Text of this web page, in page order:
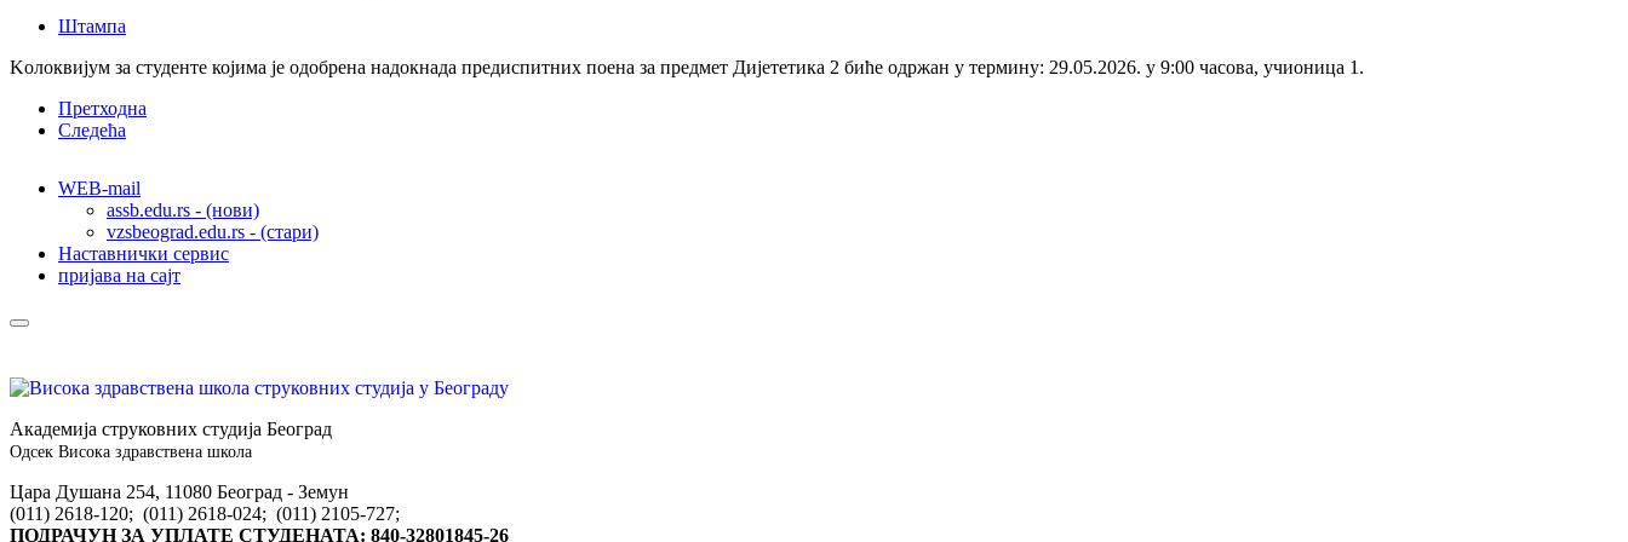
Штампа
Kолоквијум за студенте којима је одобрена надокнада предиспитних поена за предмет Дијететика 2 биће одржан у термину: 29.05.2026. у 9:00 часова, учионица 1.
Претходна
Следећа
WEB-mail
assb.edu.rs - (нови)
vzsbeograd.edu.rs - (стари)
Наставнички сервис
пријава на сајт
Академија струковних студија Београд
Одсек Висока здравствена школа
Цара Душана 254, 11080 Београд - Земун
(011) 2618-120; (011) 2618-024; (011) 2105-727;
ПОДРАЧУН ЗА УПЛАТЕ СТУДЕНАТА: 840-32801845-26